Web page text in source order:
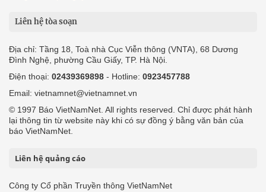
Liên hệ tòa soạn
Địa chỉ: Tầng 18, Toà nhà Cục Viễn thông (VNTA), 68 Dương
Đình Nghệ, phường Cầu Giấy, TP. Hà Nội.
Điện thoại: 02439369898 - Hotline: 0923457788
Email: vietnamnet@vietnamnet.vn
© 1997 Báo VietNamNet. All rights reserved. Chỉ được phát hành
lại thông tin từ website này khi có sự đồng ý bằng văn bản của
báo VietNamNet.
Liên hệ quảng cáo
Công ty Cổ phần Truyền thông VietNamNet